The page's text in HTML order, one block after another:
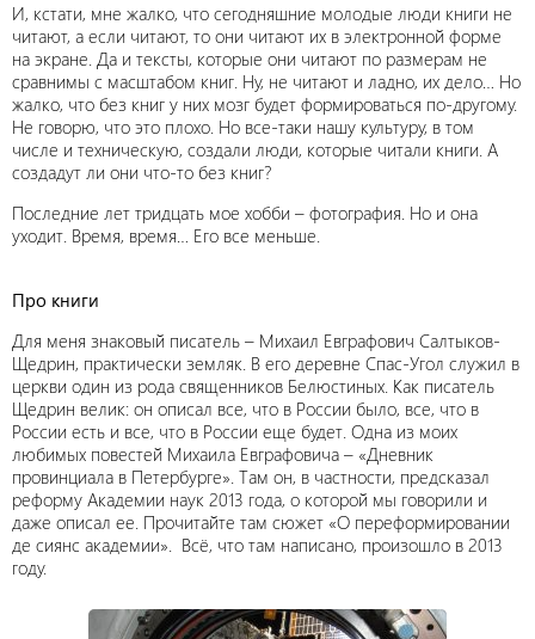
И, кстати, мне жалко, что сегодняшние молодые люди книги не
читают, а если читают, то они читают их в электронной форме
на экране. Да и тексты, которые они читают по размерам не
сравнимы с масштабом книг. Ну, не читают и ладно, их дело… Но
жалко, что без книг у них мозг будет формироваться по-другому.
Не говорю, что это плохо. Но все-таки нашу культуру, в том
числе и техническую, создали люди, которые читали книги. А
создадут ли они что-то без книг?
Последние лет тридцать мое хобби – фотография. Но и она
уходит. Время, время… Его все меньше.
Про книги
Для меня знаковый писатель – Михаил Евграфович Салтыков-
Щедрин, практически земляк. В его деревне Спас-Угол служил в
церкви один из рода священников Белюстиных. Как писатель
Щедрин велик: он описал все, что в России было, все, что в
России есть и все, что в России еще будет. Одна из моих
любимых повестей Михаила Евграфовича – «Дневник
провинциала в Петербурге». Там он, в частности, предсказал
реформу Академии наук 2013 года, о которой мы говорили и
даже описал ее. Прочитайте там сюжет «О переформировании
де сиянс академии». Всё, что там написано, произошло в 2013
году.